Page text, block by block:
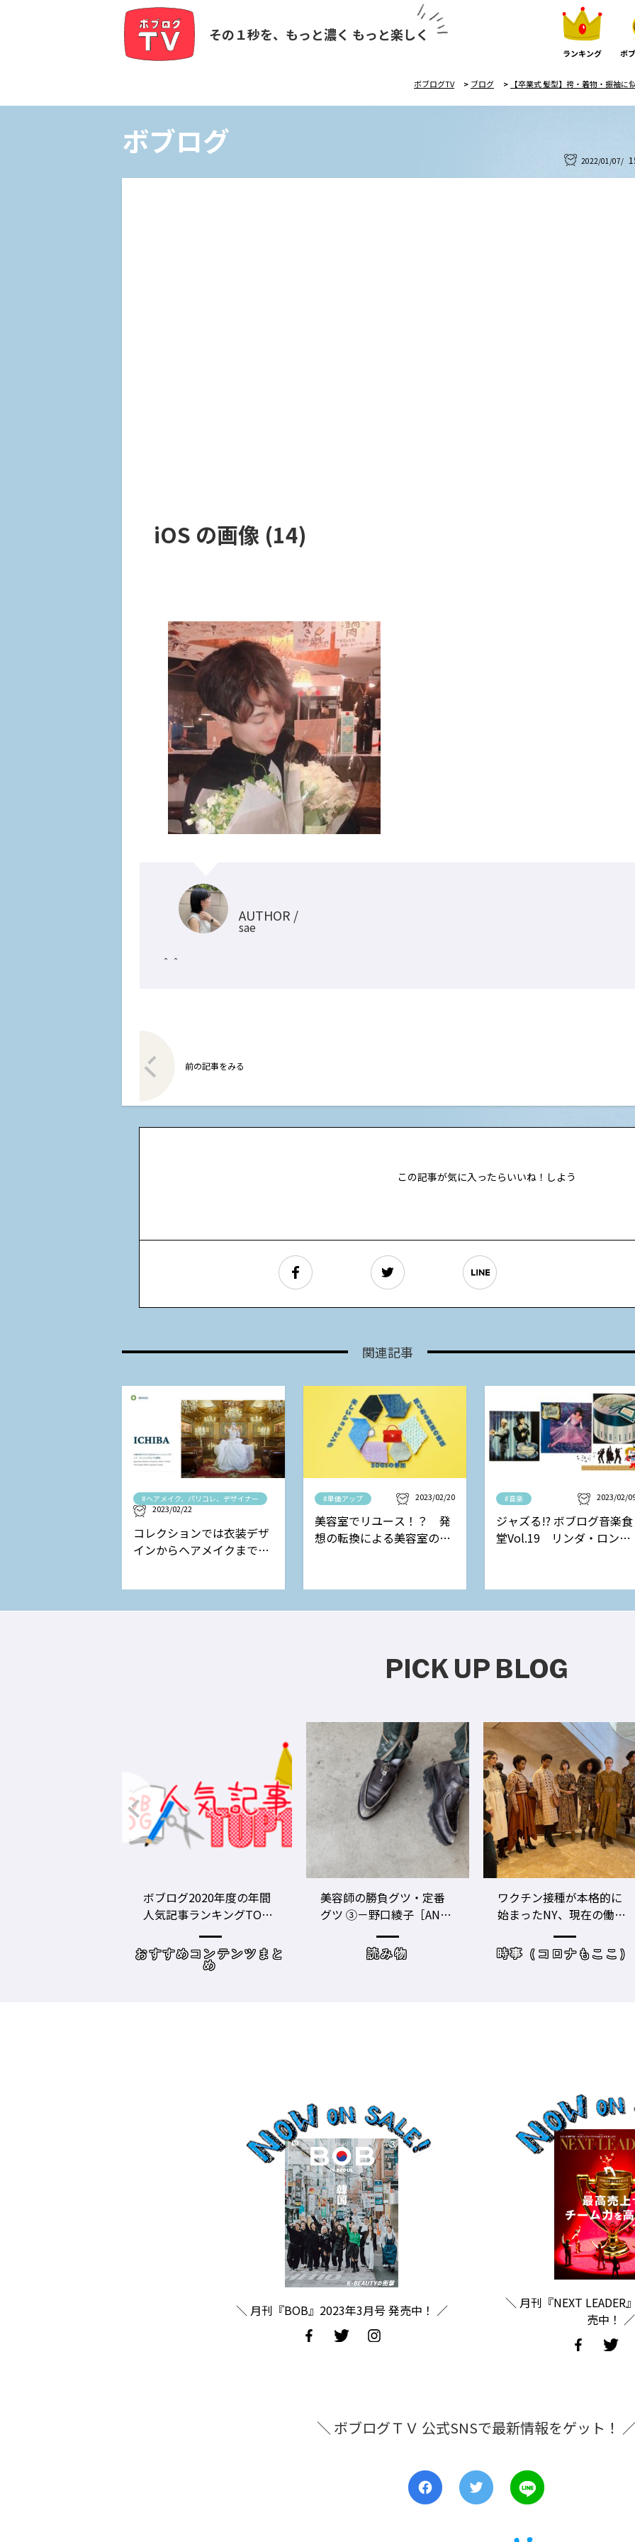
その１秒を、もっと濃く もっと楽しく
ランキング ボ
ボブログTV > ブログ > 【卒業式 髪型】袴・着物・振袖
ボブログ
2022/01/07/
iOS の画像 (14)
AUTHOR /
sae
＾＾
前の記事をみる
この記事が気に入ったらいいね！しよう
関連記事
#ヘアメイク、パリコレ、デザイナー
2023/02/22
コレクションでは衣装デザ
インからヘアメイクまで担
#単価アップ 2023/02/20
美容室でリユース！？ 発
想の転換による美容室の新
#音楽 2023/02/
ジャズる!? ボブログ音楽食
堂Vol.19 リンダ・ロンシ
PICK UP BLOG
美容師の勝負グツ・定番
グツ ③－野口綾子［AND
THE BRICKS（アンドザブ
リックス）／神奈川県鎌
倉市］の場合－
読み物
ワクチン接種が本格的に
始まったNY、現在の働き
方＆街の様子
時事（コロナもここ）
美容師のビジネスパフォ
ーマンスをあげる！ ト
レーニングジムに潜入
サロンワーク・売り上
＼ 月刊『BOB』2023年3月号 発売中！ ／
＼ 月刊『NEXT LEADER
売中！ ／
＼ ボブログＴＶ 公式SNSで最新情報をゲット！